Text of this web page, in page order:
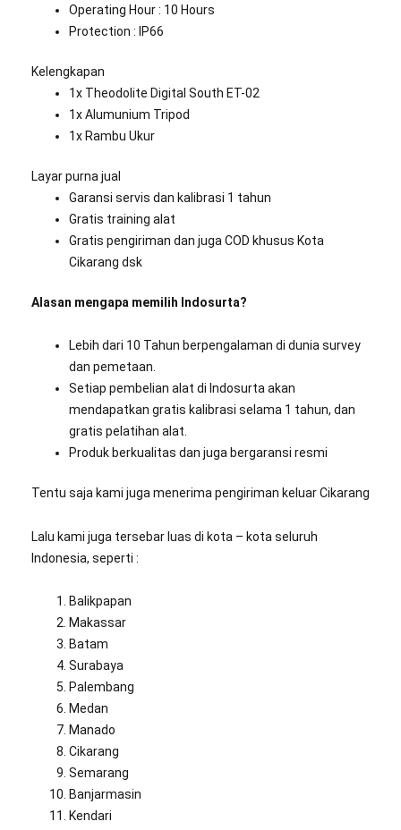
Operating Hour : 10 Hours
Protection : IP66
Kelengkapan
1x Theodolite Digital South ET-02
1x Alumunium Tripod
1x Rambu Ukur
Layar purna jual
Garansi servis dan kalibrasi 1 tahun
Gratis training alat
Gratis pengiriman dan juga COD khusus Kota
Cikarang dsk
Alasan mengapa memilih Indosurta?
Lebih dari 10 Tahun berpengalaman di dunia survey
dan pemetaan.
Setiap pembelian alat di Indosurta akan
mendapatkan gratis kalibrasi selama 1 tahun, dan
gratis pelatihan alat.
Produk berkualitas dan juga bergaransi resmi
Tentu saja kami juga menerima pengiriman keluar Cikarang
Lalu kami juga tersebar luas di kota – kota seluruh
Indonesia, seperti :
Balikpapan
Makassar
Batam
Surabaya
Palembang
Medan
Manado
Cikarang
Semarang
Banjarmasin
Kendari